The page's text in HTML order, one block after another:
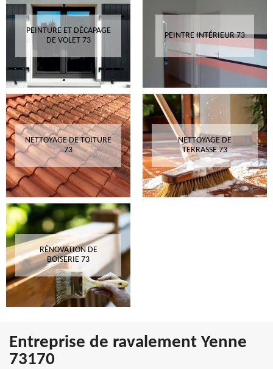
PEINTURE ET DÉCAPAGE
DE VOLET 73
PEINTRE INTÉRIEUR 73
NETTOYAGE DE TOITURE
73
NETTOYAGE DE
TERRASSE 73
RÉNOVATION DE
BOISERIE 73
Entreprise de ravalement Yenne
73170